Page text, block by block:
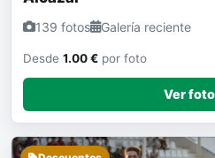
139 fotos Galería reciente
Desde 1.00 € por foto
Ver fotos
Descuentos